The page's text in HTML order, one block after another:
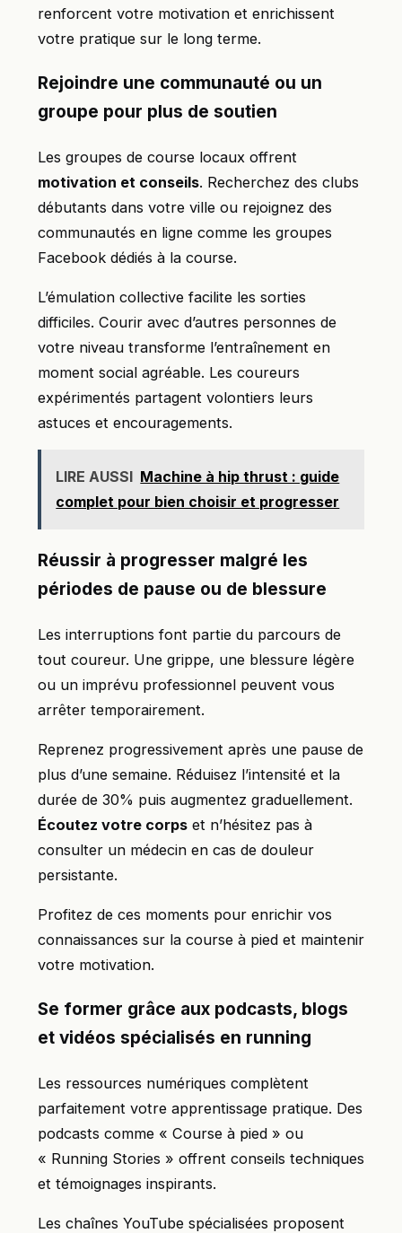
renforcent votre motivation et enrichissent
votre pratique sur le long terme.
Rejoindre une communauté ou un
groupe pour plus de soutien
Les groupes de course locaux offrent
motivation et conseils. Recherchez des clubs
débutants dans votre ville ou rejoignez des
communautés en ligne comme les groupes
Facebook dédiés à la course.
L’émulation collective facilite les sorties
difficiles. Courir avec d’autres personnes de
votre niveau transforme l’entraînement en
moment social agréable. Les coureurs
expérimentés partagent volontiers leurs
astuces et encouragements.
LIRE AUSSI Machine à hip thrust : guide
complet pour bien choisir et progresser
Réussir à progresser malgré les
périodes de pause ou de blessure
Les interruptions font partie du parcours de
tout coureur. Une grippe, une blessure légère
ou un imprévu professionnel peuvent vous
arrêter temporairement.
Reprenez progressivement après une pause de
plus d’une semaine. Réduisez l’intensité et la
durée de 30% puis augmentez graduellement.
Écoutez votre corps et n’hésitez pas à
consulter un médecin en cas de douleur
persistante.
Profitez de ces moments pour enrichir vos
connaissances sur la course à pied et maintenir
votre motivation.
Se former grâce aux podcasts, blogs
et vidéos spécialisés en running
Les ressources numériques complètent
parfaitement votre apprentissage pratique. Des
podcasts comme « Course à pied » ou
« Running Stories » offrent conseils techniques
et témoignages inspirants.
Les chaînes YouTube spécialisées proposent